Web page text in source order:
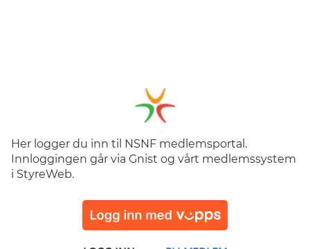
Her logger du inn til NSNF medlemsportal.
Innloggingen går via Gnist og vårt medlemssystem
i StyreWeb.